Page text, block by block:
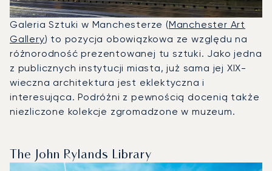
Galeria Sztuki w Manchesterze (Manchester Art
Gallery) to pozycja obowiązkowa ze względu na
różnorodność prezentowanej tu sztuki. Jako jedna
z publicznych instytucji miasta, już sama jej XIX-
wieczna architektura jest eklektyczna i
interesująca. Podróżni z pewnością docenią także
niezliczone kolekcje zgromadzone w muzeum.
The John Rylands Library